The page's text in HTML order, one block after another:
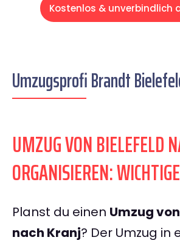
Kostenlos & unverbindlich
Umzugsprofi Brandt
UMZUG VON BIELEFELD
ORGANISIEREN:
Planst du einen Umzug
nach Kranj? Der Umzug in